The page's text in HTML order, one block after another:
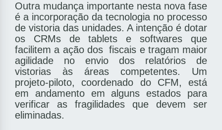
Outra mudança importante nesta nova fase
é a incorporação da tecnologia no processo
de vistoria das unidades. A intenção é dotar
os CRMs de tablets e softwares que
facilitem a ação dos ­ fiscais e tragam maior
agilidade no envio dos relatórios de
vistorias às áreas competentes. Um
projeto-piloto, coordenado do CFM, está
em andamento em alguns estados para
veri­ficar as fragilidades que devem ser
eliminadas.